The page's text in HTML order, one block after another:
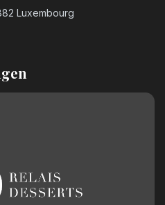
Luxembourg